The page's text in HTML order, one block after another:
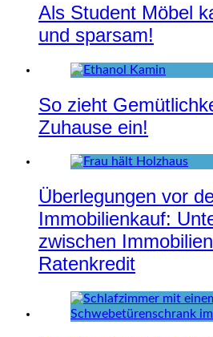
Als Student Möbel
und sparsam!
So zieht
Zuhause ein!
Überlegungen vor
Immobilienkauf:
zwischen
Ratenkredit